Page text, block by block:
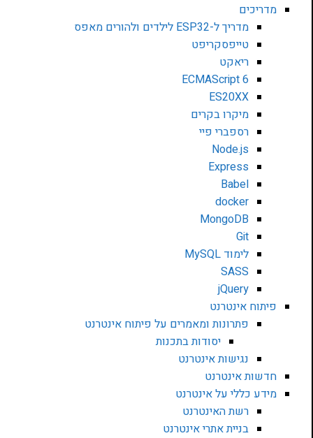
מדריכים
מדריך ל-ESP32 לילדים ולהורים מאפס
טייפסקריפט
ריאקט
ECMAScript 6
ES20XX
מיקרו בקרים
רספברי פיי
Node.js
Express
Babel
docker
MongoDB
Git
לימוד MySQL
SASS
jQuery
פיתוח אינטרנט
פתרונות ומאמרים על פיתוח אינטרנט
יסודות בתכנות
נגישות אינטרנט
חדשות אינטרנט
מידע כללי על אינטרנט
רשת האינטרנט
בניית אתרי אינטרנט